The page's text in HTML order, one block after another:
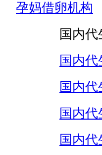
孕妈借卵机构
国内
国内
国内
国内
国内